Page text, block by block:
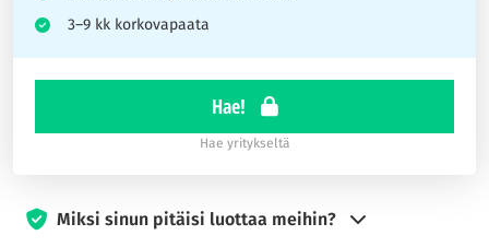
3–9 kk korkovapaata
Hae!
Hae yritykseltä
Miksi sinun pitäisi luottaa meihin?